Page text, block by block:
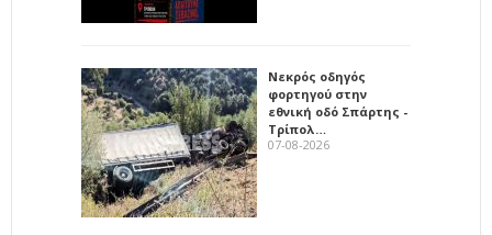
Νεκρός οδηγός
φορτηγού στην
εθνική οδό Σπάρτης -
Τρίπολ…
07-08-2026